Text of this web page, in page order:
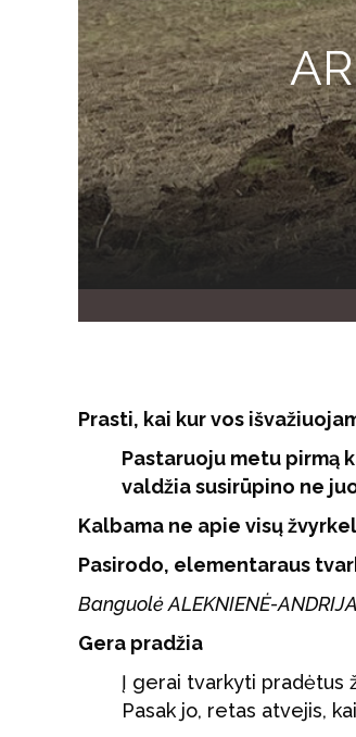
Prasti, kai kur vos
Pastaruoju metu pirmą
valdžia susirūpino ne
Kalbama ne apie visų
Pasirodo, elementaraus
Banguolė ALEKNIENĖ-
Gera pradžia
Į gerai tvarkyti pradėtus
Pasak jo, retas atvejis,